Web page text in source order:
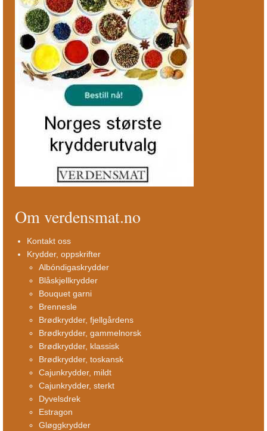
Om verdensmat.no
Kontakt oss
Krydder, oppskrifter
Albóndigaskrydder
Blåskjellkrydder
Bouquet garni
Brennesle
Brødkrydder, fjellgårdens
Brødkrydder, gammelnorsk
Brødkrydder, klassisk
Brødkrydder, toskansk
Cajunkrydder, mildt
Cajunkrydder, sterkt
Dyvelsdrek
Estragon
Gløggkrydder